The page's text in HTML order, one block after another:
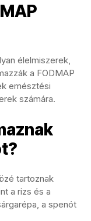
élelmiszerek,
a FODMAP
emésztési
számára.
tartoznak
a rizs és a
a spenót